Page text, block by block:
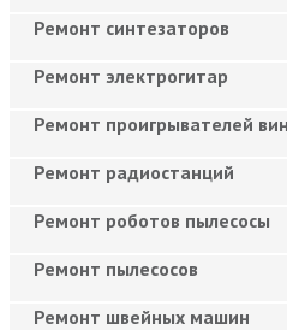
Ремонт синтезаторов
Ремонт электрогитар
Ремонт проигрывателей
Ремонт радиостанций
Ремонт роботов пылесосы
Ремонт пылесосов
Ремонт швейных машин